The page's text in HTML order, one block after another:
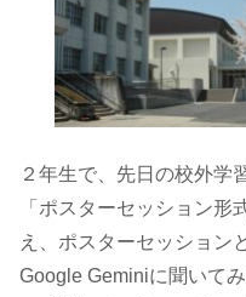
２年生で、先日の校外学
「ポスターセッション形
え、ポスターセッション
Google Geminiに聞いて